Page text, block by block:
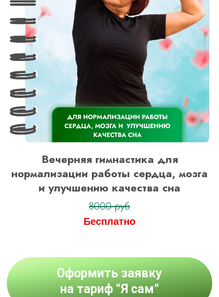
Вечерняя гимнастика для
нормализации работы сердца, мозга
и улучшению качества сна
8000 руб
Бесплатно